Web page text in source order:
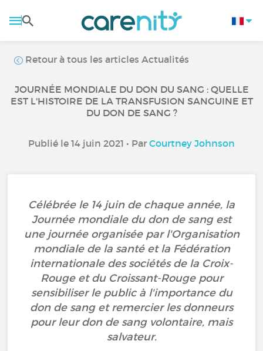
Retour à tous les articles Actualités
JOURNÉE MONDIALE DU DON DU SANG : QUELLE
EST L'HISTOIRE DE LA TRANSFUSION SANGUINE ET
DU DON DE SANG ?
Publié le 14 juin 2021 • Par Courtney Johnson
Célébrée le 14 juin de chaque année, la
Journée mondiale du don de sang est
une journée organisée par l'Organisation
mondiale de la santé et la Fédération
internationale des sociétés de la Croix-
Rouge et du Croissant-Rouge pour
sensibiliser le public à l'importance du
don de sang et remercier les donneurs
pour leur don de sang volontaire, mais
salvateur.